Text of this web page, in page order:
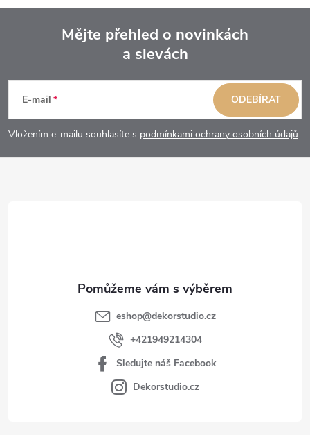
p
a
Mějte přehled o novinkách
a slevách
E-mail
Vložením e-mailu souhlasíte s podmínkami ochrany osobních údajů
ODEBÍRAT
eshop@dekorstudio.cz
+421949214304
Sledujte náš Facebook
Dekorstudio.cz